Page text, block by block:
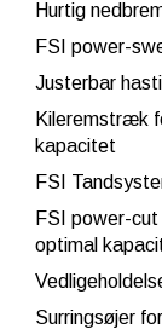
Hurtig
FSI power-
Justerbar
Kileremstræk
kapacitet
FSI
FSI power-
optimal
Surringsøjer